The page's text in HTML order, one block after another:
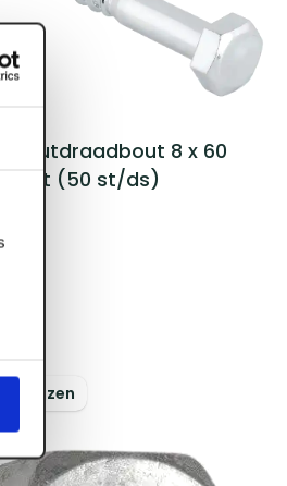
Houtdraadbout 8 x 60
(50 st/ds)
prijzen